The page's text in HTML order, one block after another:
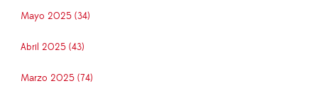
Mayo 2025 (34)
Abril 2025 (43)
Marzo 2025 (74)